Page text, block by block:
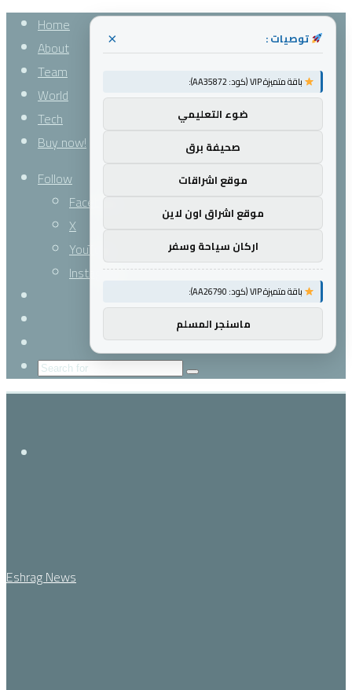
Home
About
Team
World
Tech
Buy now!
Follow
Facebook
X
YouTube
Instagram
Search
for
Eshrag News
توصيات : ×
باقة متميزة VIP (كود: AA35872):
ضوء التعليمي
صحيفة برق
موقع اشراقات
موقع اشراق اون لاين
اركان سياحة وسفر
باقة متميزة VIP (كود: AA26790):
ماسنجر المسلم